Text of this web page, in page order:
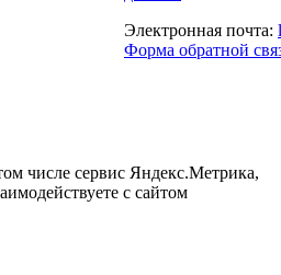
Электронная почта:
Форма обратной
числе сервис Яндекс.Метрика,
с сайтом